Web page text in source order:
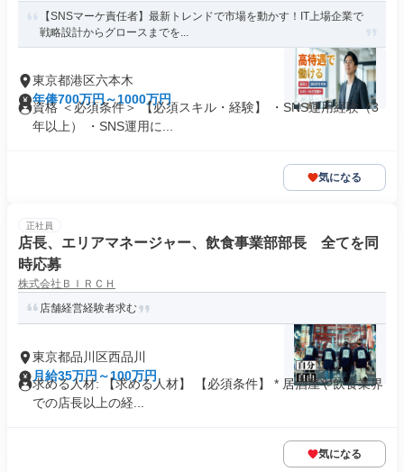
【SNSマーケ責任者】最新トレンドで市場を動かす！IT上場企業で
戦略設計からグロースまでを...
東京都港区六本木
年俸700万円～1000万円
資格 ＜必須条件＞ 【必須スキル・経験】 ・SNS運用経験（3
年以上） ・SNS運用に...
気になる
正社員
店長、エリアマネージャー、飲食事業部部長 全てを同
時応募
株式会社ＢＩＲＣＨ
店舗経営経験者求む
東京都品川区西品川
月給35万円～100万円
求める人材: 【求める人材】 【必須条件】 * 居酒屋や飲食業界
での店長以上の経...
気になる